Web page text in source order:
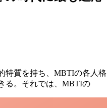
質を持ち、MBTIの各人
る。それでは、MBTIの